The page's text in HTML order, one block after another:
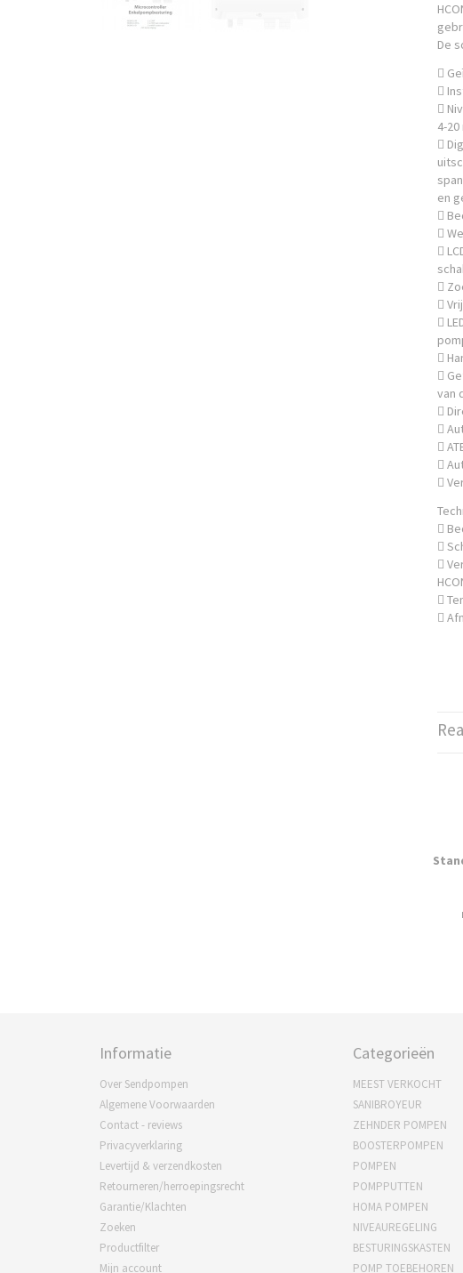
De



4-

en








van










Informatie
Over Sendpompen
Algemene Voorwaarden
Contact - reviews
Privacyverklaring
Levertijd & verzendkosten
Retourneren/herroepingsrecht
Garantie/Klachten
Zoeken
Productfilter
Mijn account
Categorieën
MEEST VERKOCHT
SANIBROYEUR
ZEHNDER POMPEN
BOOSTERPOMPEN
POMPEN
POMPPUTTEN
HOMA POMPEN
NIVEAUREGELING
BESTURINGSKASTEN
POMP TOEBEHOREN